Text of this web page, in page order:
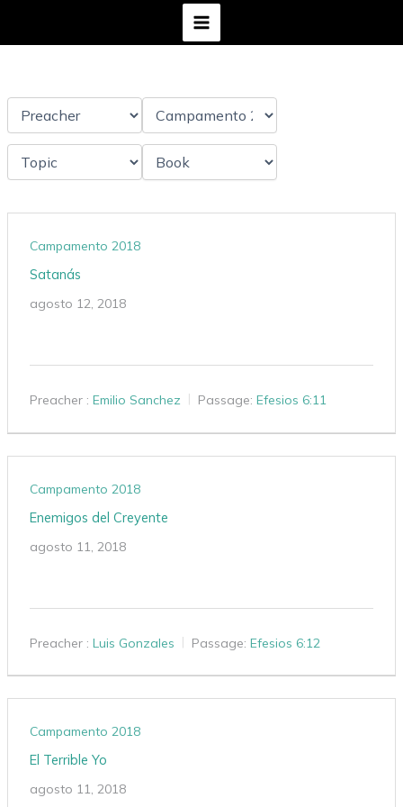
Campamento 2018
Satanás
agosto 12, 2018
Preacher : Emilio Sanchez Passage: Efesios 6:11
Campamento 2018
Enemigos del Creyente
agosto 11, 2018
Preacher : Luis Gonzales Passage: Efesios 6:12
Campamento 2018
El Terrible Yo
agosto 11, 2018